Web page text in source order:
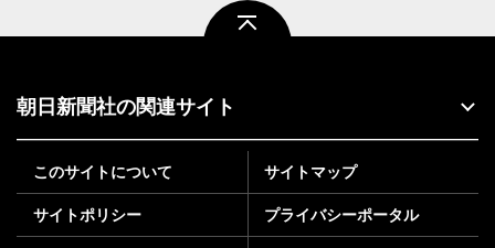
朝日新聞社の関連サイト
このサイトについて サイトマップ
サイトポリシー プライバシーポータル